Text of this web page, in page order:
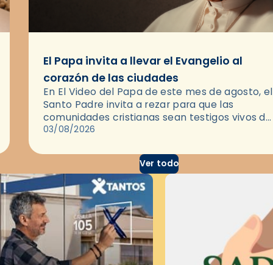
El Papa invita a llevar el Evangelio al
corazón de las ciudades
En El Video del Papa de este mes de agosto, el
Santo Padre invita a rezar para que las
comunidades cristianas sean testigos vivos del
Evangelio en medio de las ciudades. A…
03/08/2026
Ver todo